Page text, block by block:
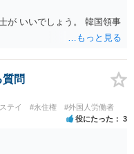
が いいでしょう。 韓国領事
問
テイ #永住権 #外国人労働者
役にたった 3